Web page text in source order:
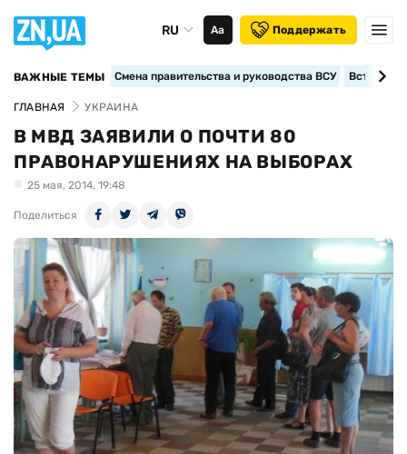
RU Аа Поддержать
ВАЖНЫЕ ТЕМЫ Смена правительства и руководства ВСУ
ГЛАВНАЯ УКРАИНА
В МВД ЗАЯВИЛИ О ПОЧТИ 80
ПРАВОНАРУШЕНИЯХ НА ВЫБОРАХ
25 мая, 2014, 19:48
Поделиться